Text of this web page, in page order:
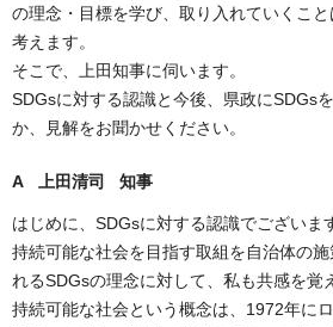
の理念・目標を学び、取り入れていくこ
考えます。
そこで、上田知事に伺います。
SDGsに対する認識と今後、県政にSDGs
か、見解をお聞かせください。
A 上田清司 知事
はじめに、SDGsに対する認識でございま
持続可能な社会を目指す取組を自治体の
れるSDGsの理念に対して、私も共感を覚
持続可能な社会という概念は、1972年に